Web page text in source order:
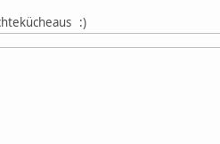
:)